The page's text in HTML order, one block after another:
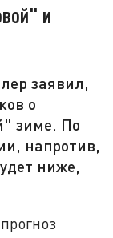
и
заявил,
о
зиме. По
напротив,
ниже,